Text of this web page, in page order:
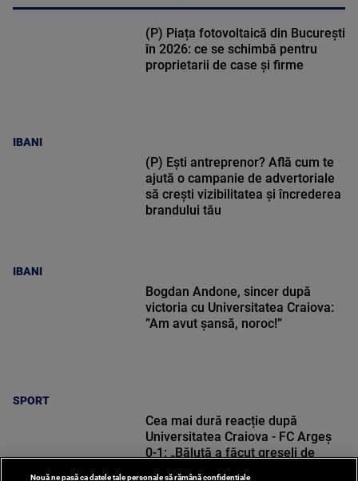
IBANI
(P) Piața fotovoltaică din București
în 2026: ce se schimbă pentru
proprietarii de case și firme
IBANI
(P) Ești antreprenor? Află cum te
ajută o campanie de advertoriale
să crești vizibilitatea și încrederea
brandului tău
SPORT
Bogdan Andone, sincer după
victoria cu Universitatea Craiova:
”Am avut șansă, noroc!”
Cea mai dură reacție după
Universitatea Craiova - FC Argeș
0-1: „Băluță a făcut greșeli de
Nouă ne pasă ca datele tale personale să rămână confidențiale